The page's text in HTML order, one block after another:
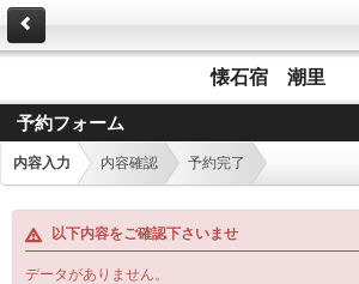
懐石宿 潮里
予約フォーム
内容入力 内容確認 予約完了
以下内容をご確認下さいませ
データがありません。